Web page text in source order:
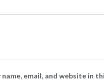
name, email, and website in